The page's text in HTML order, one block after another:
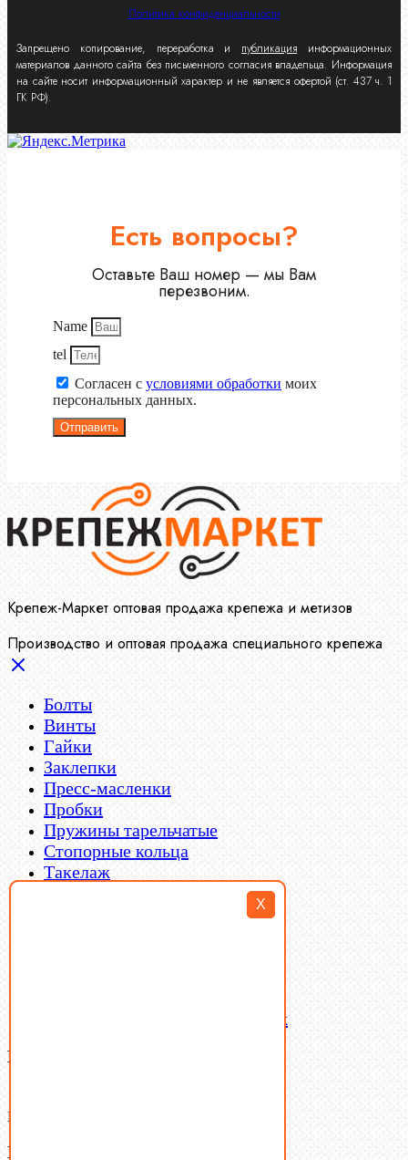
X
Политика конфиденциальности
Запрещено копирование, переработка и публикация информационных
материалов данного сайта без письменного согласия владельца. Информация
на сайте носит информационный характер и не является офертой (ст. 437 ч. 1
ГК РФ).
Есть вопросы?
Оставьте Ваш номер — мы Вам
перезвоним.
Name
tel
Согласен с условиями обработки моих
персональных данных.
Отправить
Крепеж-Маркет оптовая продажа крепежа и метизов
Производство и оптовая продажа специального крепежа
Болты
Винты
Гайки
Заклепки
Пресс-масленки
Пробки
Пружины тарельчатые
Стопорные кольца
Такелаж
Латунный и бронзовый крепеж
Ваша корзина
В корзине нет товаров.
Поиск